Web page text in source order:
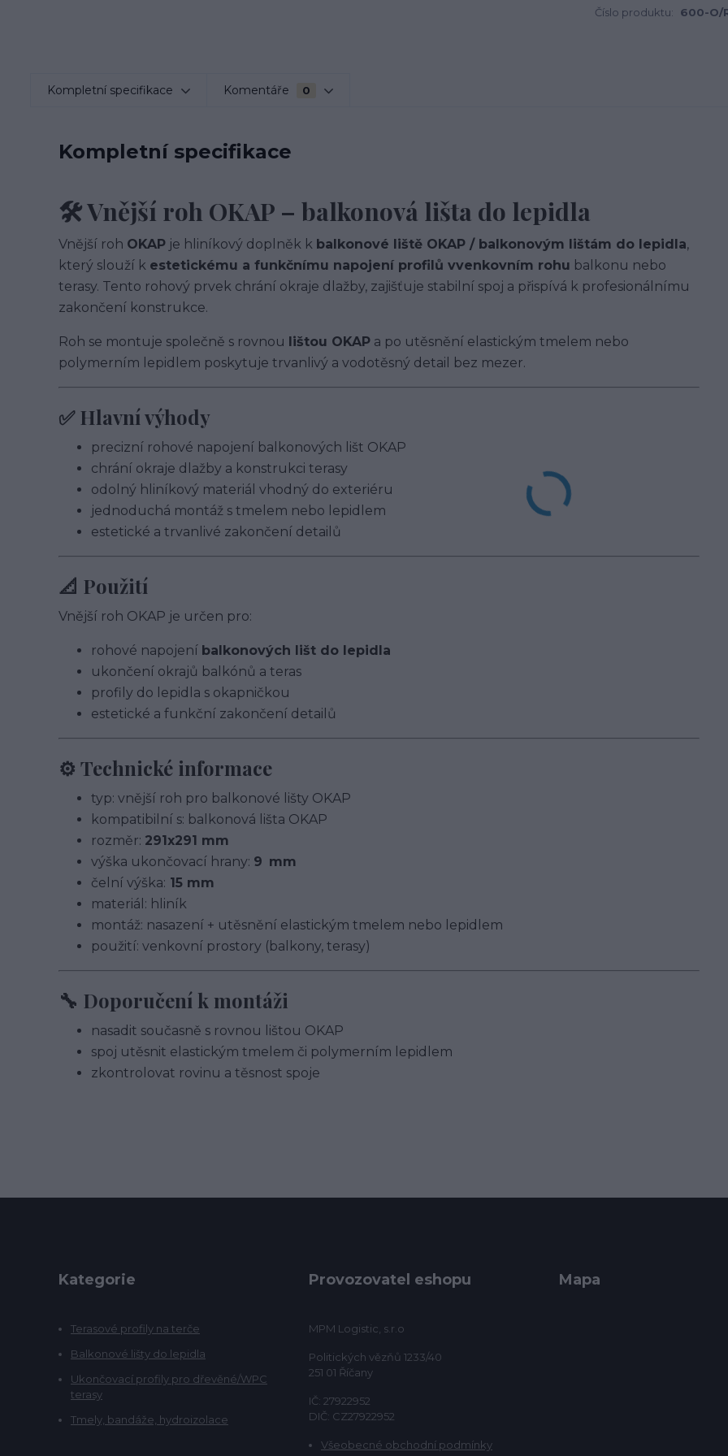
Číslo produktu: 600-O/
Kompletní specifikace Komentáře 0
Kompletní specifikace
🛠️ Vnější roh OKAP – balkonová lišta do lepidla
Vnější roh OKAP je hliníkový doplněk k balkonové liště OKAP / balkonovým lištám do lepidla,
který slouží k estetickému a funkčnímu napojení profilů vvenkovním rohu balkonu nebo
terasy. Tento rohový prvek chrání okraje dlažby, zajišťuje stabilní spoj a přispívá k profesionálnímu
zakončení konstrukce.
Roh se montuje společně s rovnou lištou OKAP a po utěsnění elastickým tmelem nebo
polymerním lepidlem poskytuje trvanlivý a vodotěsný detail bez mezer.
✅ Hlavní výhody
precizní rohové napojení balkonových lišt OKAP
chrání okraje dlažby a konstrukci terasy
odolný hliníkový materiál vhodný do exteriéru
jednoduchá montáž s tmelem nebo lepidlem
estetické a trvanlivé zakončení detailů
📐 Použití
Vnější roh OKAP je určen pro:
rohové napojení balkonových lišt do lepidla
ukončení okrajů balkónů a teras
profily do lepidla s okapničkou
estetické a funkční zakončení detailů
⚙️ Technické informace
typ: vnější roh pro balkonové lišty OKAP
kompatibilní s: balkonová lišta OKAP
rozměr: 291x291 mm
výška ukončovací hrany: 9 mm
čelní výška: 15 mm
materiál: hliník
montáž: nasazení + utěsnění elastickým tmelem nebo lepidlem
použití: venkovní prostory (balkony, terasy)
🔧 Doporučení k montáži
nasadit současně s rovnou lištou OKAP
spoj utěsnit elastickým tmelem či polymerním lepidlem
zkontrolovat rovinu a těsnost spoje
Kategorie
Terasové profily na terče
Balkonové lišty do lepidla
Ukončovací profily pro dřevěné/WPC
terasy
Tmely, bandáže, hydroizolace
Provozovatel eshopu
MPM Logistic, s.r.o
Politických vězňů 1233/40
251 01 Říčany
IČ: 27922952
DIČ: CZ27922952
Všeobecné obchodní podmínky
Mapa